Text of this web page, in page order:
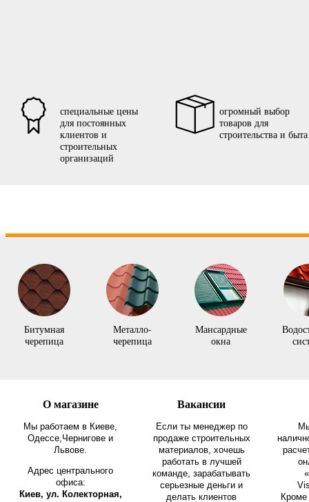
специальные цены
для постоянных
клиентов и
строительных
организаций
огромный выбор
товаров для
строительства и быта
Битумная
черепица
Металло-
черепица
Мансардные
окна
О магазине
Мы работаем в Киеве,
Одессе,Чернигове и
Львове.
Адрес центрального
офиса:
Киев, ул. Колекторная,
Вакансии
Если ты менеджер по
продаже строительных
материалов, хочешь
работать в лучшей
команде, зарабатывать
серьезные деньги и
делать клиентов
Кроме